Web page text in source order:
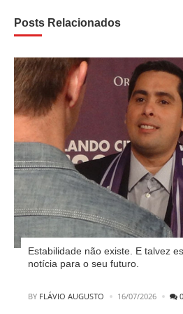
Posts Relacionados
Estabilidade não existe. E talvez
notícia para o seu futuro.
POSTED
BY FLÁVIO AUGUSTO 16/07/2026 0